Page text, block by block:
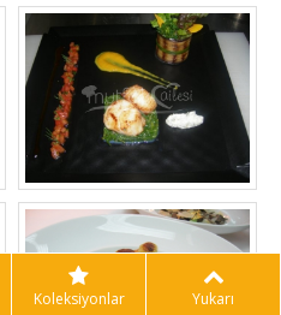
Koleksiyonlar Yukarı